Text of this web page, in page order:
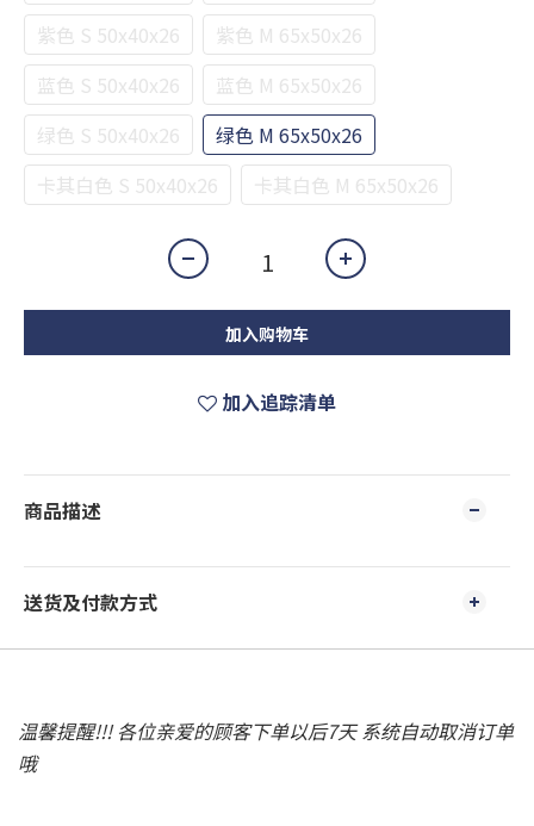
紫色 S 50x40x26
紫色 M 65x50x26
蓝色 S 50x40x26
蓝色 M 65x50x26
绿色 S 50x40x26
绿色 M 65x50x26
卡其白色 S 50x40x26
卡其白色 M 65x50x26
加入购物车
加入追踪清单
商品描述
送货及付款方式
温馨提醒!!! 各位亲爱的顾客下单以后7天 系统自动取消订单
哦